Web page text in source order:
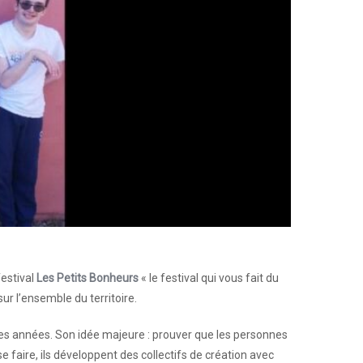
Les Petits Bonheurs « le festival qui vous fait du
l’ensemble du territoire.
années. Son idée majeure : prouver que les personnes
faire, ils développent des collectifs de création avec